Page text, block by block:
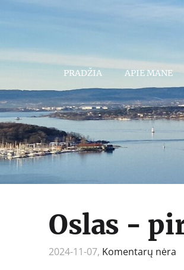
PRADŽIA APIE MANE
Oslas -
2024-11-07, Komentarų nėra